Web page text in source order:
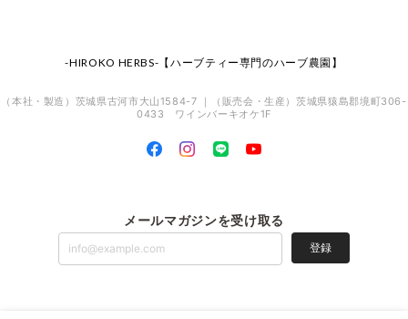
-HIROKO HERBS-【ハーブティー専門のハーブ農園】
（本社・製造）茨城県古河市大山1584-7 ｜（販売会・生産）茨城県猿島郡境町306-
0433 ワインバーキオケ1F
メールマガジンを受け取る
登録